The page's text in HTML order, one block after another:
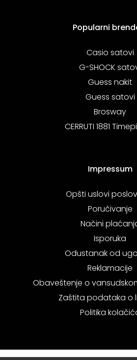
Popularni
Casio satovi
G-SHOCK
Guess nakit
Guess satovi
Brosway
CERRUTI 1881
Impressum
Opšti uslovi
Poručivanje
Načini
Isporuka
Odustanak od
Reklamacije
Obaveštenje o
Zaštita podataka o
Politika